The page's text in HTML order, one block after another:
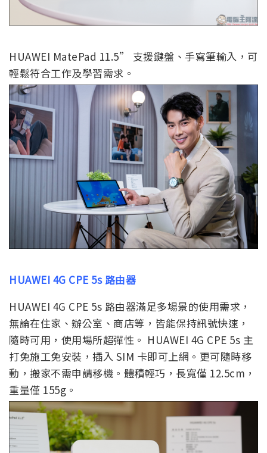
HUAWEI MatePad 11.5” 支援鍵盤、手寫筆輸入，可
輕鬆符合工作及學習需求。
HUAWEI 4G CPE 5s 路由器
HUAWEI 4G CPE 5s 路由器滿足多場景的使用需求，
無論在住家、辦公室、商店等，皆能保持訊號快速，
隨時可用，使用場所超彈性。 HUAWEI 4G CPE 5s 主
打免施工免安裝，插入 SIM 卡即可上網。更可隨時移
動，搬家不需申請移機。體積輕巧，長寬僅 12.5cm，
重量僅 155g。